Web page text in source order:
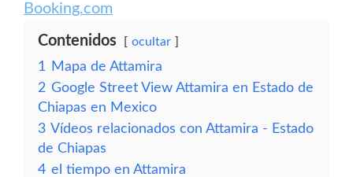
Booking.com
Contenidos ocultar
1
Mapa de Attamira
2 Google Street View Attamira en Estado de
Chiapas en Mexico
3 Vídeos relacionados con Attamira - Estado
de Chiapas
4 el tiempo en Attamira